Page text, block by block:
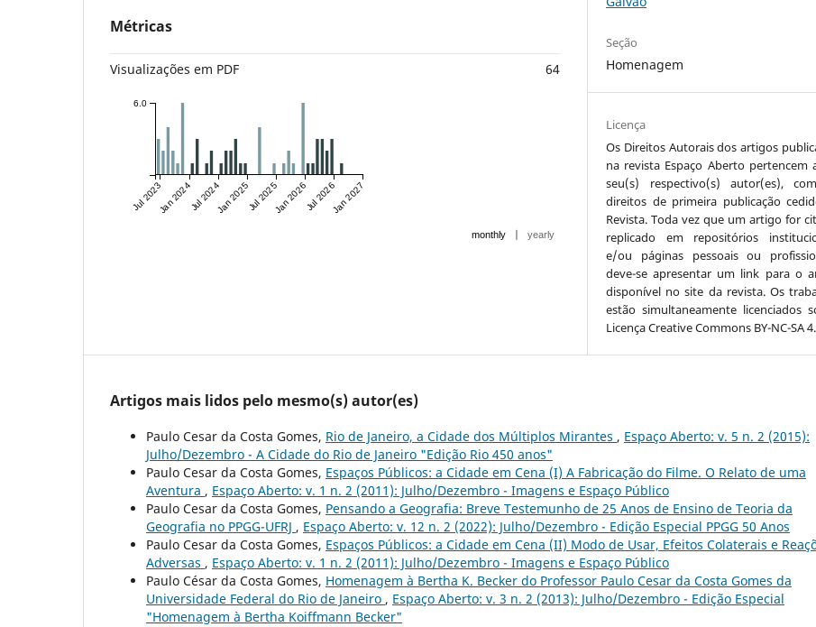
Métricas
Visualizações em PDF 64
Jul 2023Jan 2024Jul 2024Jan 2025Jul 2025Jan 2026Jul 2026Jan 2027
6.0
monthly | yearly
Seção
Homenagem
Licença
Os Direitos Autorais dos artigos
na revista Espaço Aberto pertencem
seu(s) respectivo(s) autor(es),
direitos de primeira publicação
Revista. Toda vez que um artigo for
replicado em repositórios
e/ou páginas pessoais ou
deve-se apresentar um link para o
disponível no site da revista. Os
estão simultaneamente licenciados
Licença Creative Commons BY-NC-SA
Artigos mais lidos pelo mesmo(s) autor(es)
Paulo Cesar da Costa Gomes, Rio de Janeiro, a Cidade dos Múltiplos Mirantes , Espaço Aberto: v. 5 n. 2 (2015):
Julho/Dezembro - A Cidade do Rio de Janeiro "Edição Rio 450 anos"
Paulo Cesar da Costa Gomes, Espaços Públicos: a Cidade em Cena (I) A Fabricação do Filme. O Relato de uma
Aventura , Espaço Aberto: v. 1 n. 2 (2011): Julho/Dezembro - Imagens e Espaço Público
Paulo Cesar da Costa Gomes, Pensando a Geografia: Breve Testemunho de 25 Anos de Ensino de Teoria da
Geografia no PPGG-UFRJ , Espaço Aberto: v. 12 n. 2 (2022): Julho/Dezembro - Edição Especial PPGG 50 Anos
Paulo Cesar da Costa Gomes, Espaços Públicos: a Cidade em Cena (II) Modo de Usar, Efeitos Colaterais e
Adversas , Espaço Aberto: v. 1 n. 2 (2011): Julho/Dezembro - Imagens e Espaço Público
Paulo César da Costa Gomes, Homenagem à Bertha K. Becker do Professor Paulo Cesar da Costa Gomes da
Universidade Federal do Rio de Janeiro , Espaço Aberto: v. 3 n. 2 (2013): Julho/Dezembro - Edição Especial
"Homenagem à Bertha Koiffmann Becker"